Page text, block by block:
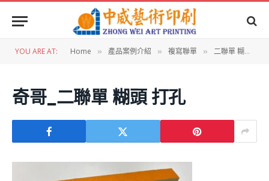
YOU ARE AT: Home » 產品案例介紹 » 複寫聯單 » 二聯單 糊頭 打孔
奇哥_二聯單 糊頭 打孔